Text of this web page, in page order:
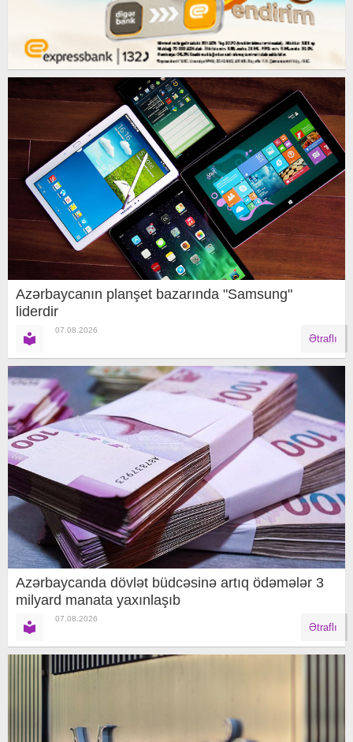
Azərbaycanın planşet bazarında "Samsung"
liderdir
07.08.2026
Ətraflı
Azərbaycanda dövlət büdcəsinə artıq ödəmələr 3
milyard manata yaxınlaşıb
07.08.2026
Ətraflı